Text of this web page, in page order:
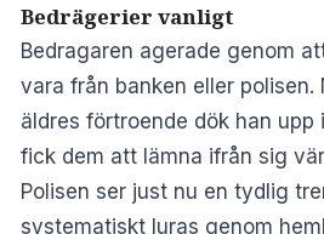
Bedrägerier vanligt
Bedragaren agerade genom
vara från banken eller
äldres förtroende dök han upp
fick dem att lämna ifrån sig
Polisen ser just nu en tydlig
systematiskt luras genom